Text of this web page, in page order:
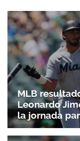
Gracias
MLB
Leonardo
la jornada